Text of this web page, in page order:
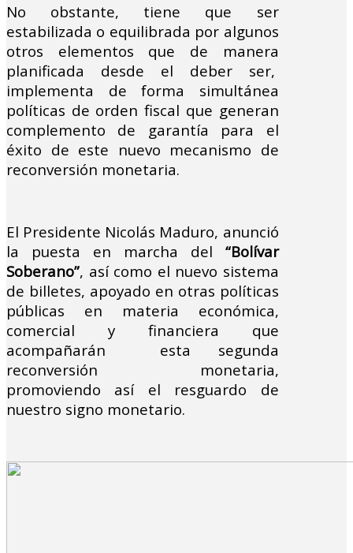
No obstante, tiene que ser
estabilizada o equilibrada por algunos
otros elementos que de manera
planificada desde el deber ser,
implementa de forma simultánea
políticas de orden fiscal que generan
complemento de garantía para el
éxito de este nuevo mecanismo de
reconversión monetaria.
El Presidente Nicolás Maduro, anunció
la puesta en marcha del “Bolívar
Soberano”, así como el nuevo sistema
de billetes, apoyado en otras políticas
públicas en materia económica,
comercial y financiera que
acompañarán esta segunda
reconversión monetaria,
promoviendo así el resguardo de
nuestro signo monetario.